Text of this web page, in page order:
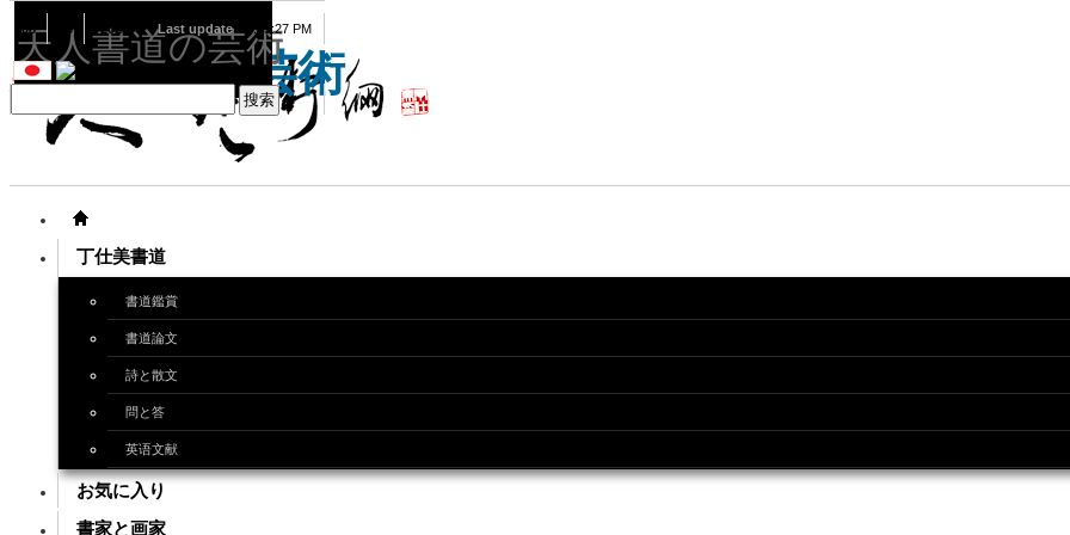
天人書道の芸術
丁仕美書道
書道鑑賞
書道論文
詩と散文
問と答
英语文献
お気に入り
書家と画家
08 06 2026 Last update 08:15:27 PM
天人書道の芸術